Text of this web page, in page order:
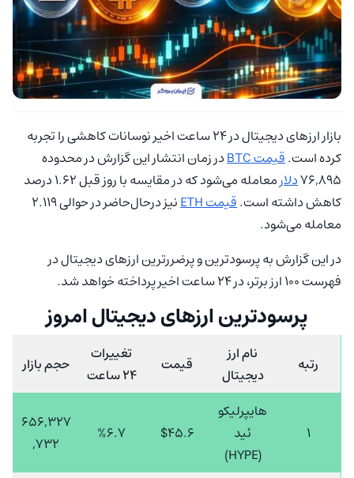
بازار ارزهای دیجیتال در 24 ساعت اخیر نوسانات کاهشی را تجربه
کرده است.قیمت BTC
در زمان انتشار این گزارش در محدوده
76,895دلار
معامله می‌شود که در مقایسه با روز قبل 1.62 درصد
کاهش داشته است.قیمت ETH
نیز درحال‌حاضر در حوالی 2.119
معامله می‌شود.
در این گزارش به ‏پرسودترین و پرضررترین ارزهای دیجیتال در
فهرست 100 ارز برتر، در 24 ساعت اخیر پرداخته خواهد شد.
پرسودترین ارزهای دیجیتال امروز
رتبه
نام ارز
دیجیتال
قیمت
تغییرات
24 ساعت
حجم بازار
1
هایپرلیکو
ئید
(HYPE)
$45.6
%6.7
656,327
,732